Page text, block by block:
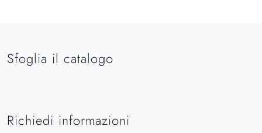
Sfoglia il catalogo
Richiedi informazioni